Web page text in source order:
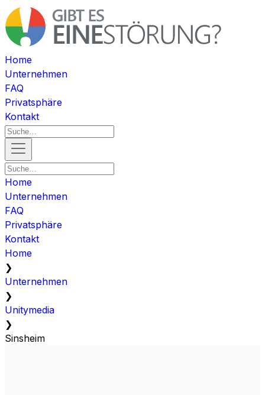
Home
Unternehmen
FAQ
Privatsphäre
Kontakt
Home
Unternehmen
FAQ
Privatsphäre
Kontakt
Home
❯
Unternehmen
❯
Unitymedia
❯
Sinsheim